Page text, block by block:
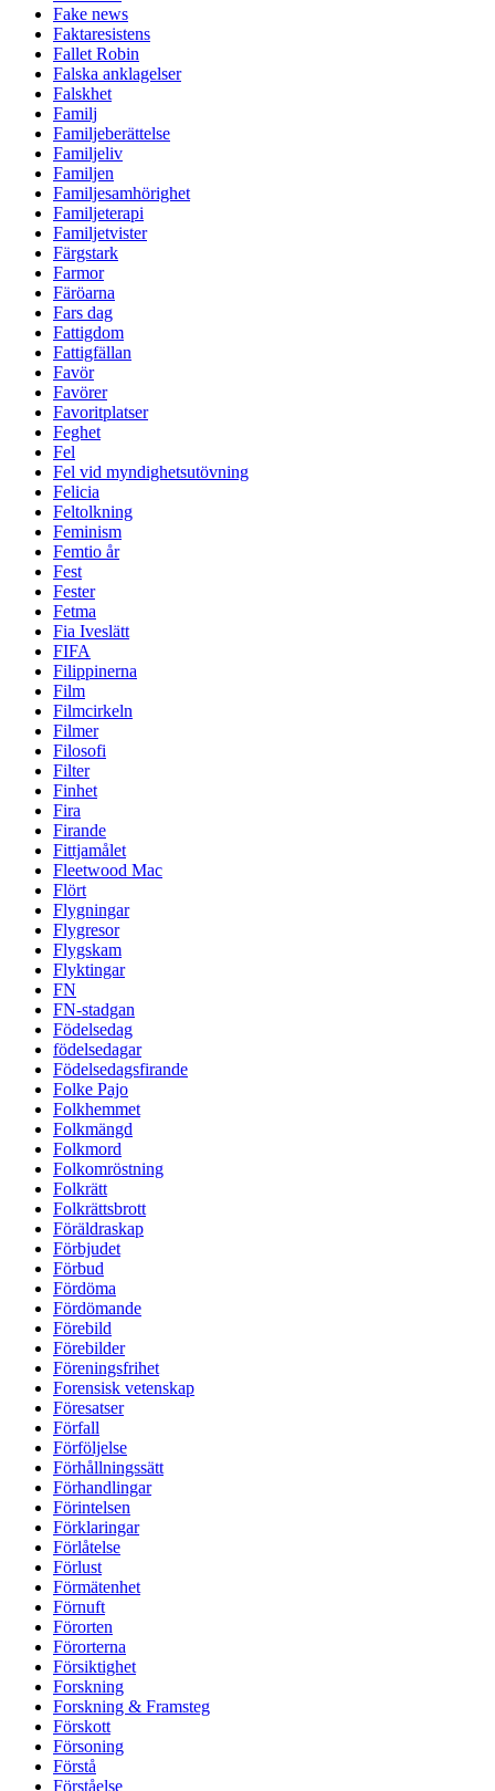
Fake news
Faktaresistens
Fallet Robin
Falska anklagelser
Falskhet
Familj
Familjeberättelse
Familjeliv
Familjen
Familjesamhörighet
Familjeterapi
Familjetvister
Färgstark
Farmor
Färöarna
Fars dag
Fattigdom
Fattigfällan
Favör
Favörer
Favoritplatser
Feghet
Fel
Fel vid myndighetsutövning
Felicia
Feltolkning
Feminism
Femtio år
Fest
Fester
Fetma
Fia Iveslätt
FIFA
Filippinerna
Film
Filmcirkeln
Filmer
Filosofi
Filter
Finhet
Fira
Firande
Fittjamålet
Fleetwood Mac
Flört
Flygningar
Flygresor
Flygskam
Flyktingar
FN
FN-stadgan
Födelsedag
födelsedagar
Födelsedagsfirande
Folke Pajo
Folkhemmet
Folkmängd
Folkmord
Folkomröstning
Folkrätt
Folkrättsbrott
Föräldraskap
Förbjudet
Förbud
Fördöma
Fördömande
Förebild
Förebilder
Föreningsfrihet
Forensisk vetenskap
Föresatser
Förfall
Förföljelse
Förhållningssätt
Förhandlingar
Förintelsen
Förklaringar
Förlåtelse
Förlust
Förmätenhet
Förnuft
Förorten
Förorterna
Försiktighet
Forskning
Forskning & Framsteg
Förskott
Försoning
Förstå
Förståelse